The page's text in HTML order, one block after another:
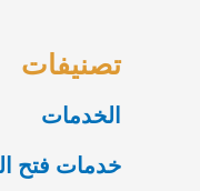
تصنيفات
الخدمات
خدمات فتح